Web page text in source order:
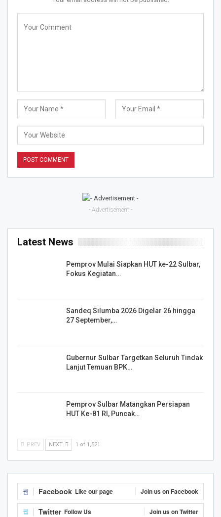
- Advertisement -
Latest News
Pemprov Mulai Siapkan HUT ke-22 Sulbar,
Fokus Kegiatan…
Sandeq Silumba 2026 Digelar 26 hingga
27 September,…
Gubernur Sulbar Targetkan Seluruh Tindak
Lanjut Temuan BPK…
Pemprov Sulbar Matangkan Persiapan
HUT Ke-81 RI, Puncak…
PREV NEXT 1 of 1,521
Facebook Like our page Join us on Facebook
Twitter Follow Us Join us on Twitter